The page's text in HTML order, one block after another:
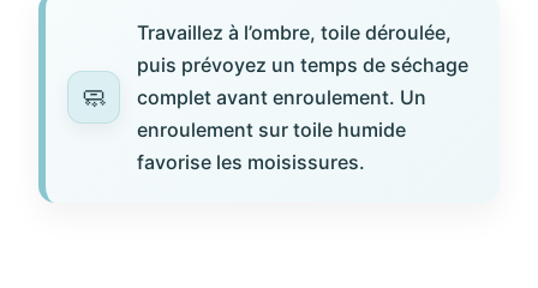
Travaillez à l’ombre, toile déroulée,
puis prévoyez un temps de séchage
complet avant enroulement. Un
enroulement sur toile humide
favorise les moisissures.